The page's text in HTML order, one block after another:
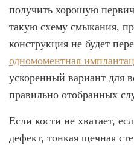
получить хорошую
такую схему смыкания,
конструкция не будет
одномоментная
ускоренный вариант для
правильно отобранных
Если кости не хватает,
дефект, тонкая щечная